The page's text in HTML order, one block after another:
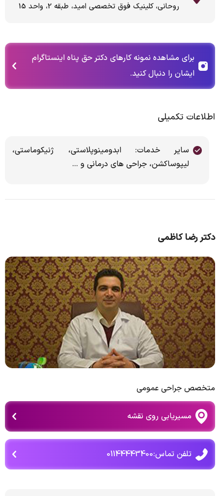
روحانی، کلینیک فوق تخصصی امید، طبقه 2، واحد 15
برای مشاهده نمونه کارهای دکتر حق پناه اینستاگرام
ایشان را دنبال کنید.
اطلاعات تکمیلی
سایر خدمات: ابدومینوپلاستی، ژنیکوماستی،
لیپوساکشن، جراحی های درمانی و ...
دکتر رضا کاظمی
متخصص جراحی عمومی
مسیریابی روی نقشه
تلفن تماس:01144443400